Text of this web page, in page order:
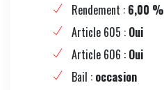
Rendement : 6,00 %
Article 605 : Oui
Article 606 : Oui
Bail : occasion